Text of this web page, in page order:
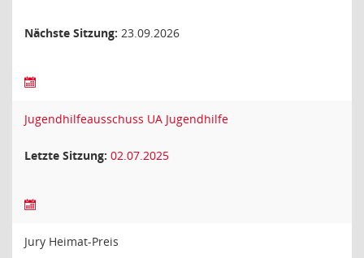
Nächste Sitzung: 23.09.2026
Jugendhilfeausschuss UA Jugendhilfe
Letzte Sitzung: 02.07.2025
Jury Heimat-Preis